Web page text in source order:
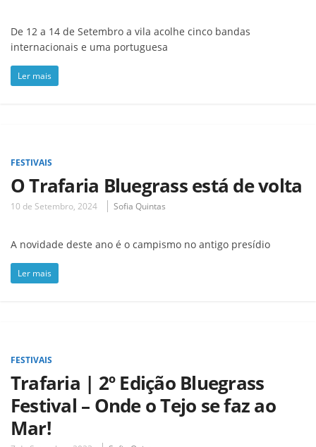
De 12 a 14 de Setembro a vila acolhe cinco bandas
internacionais e uma portuguesa
Ler mais
FESTIVAIS
O Trafaria Bluegrass está de volta
10 de Setembro, 2024 Sofia Quintas
A novidade deste ano é o campismo no antigo presídio
Ler mais
FESTIVAIS
Trafaria | 2º Edição Bluegrass
Festival – Onde o Tejo se faz ao
Mar!